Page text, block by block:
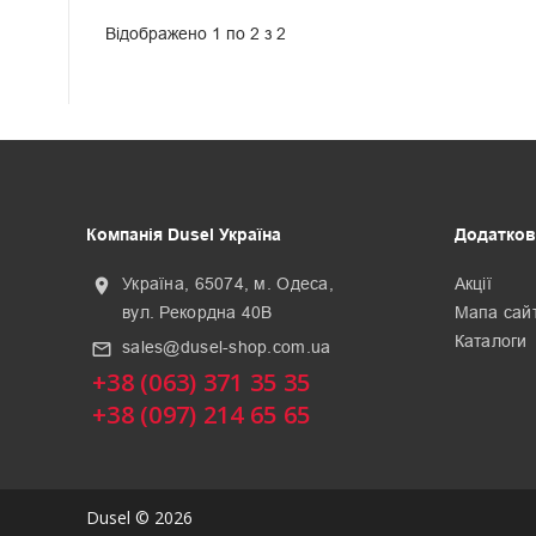
Відображено 1 по 2 з 2
Компанія Dusel Україна
location_on
Україна, 65074, м. Одеса,
вул. Рекордна 40В
mail_outline sales@dusel-shop.com.ua
+38 (063) 371 35 35
+38 (097) 214 65 65
Акції
Мапа
Каталоги
Dusel © 2026